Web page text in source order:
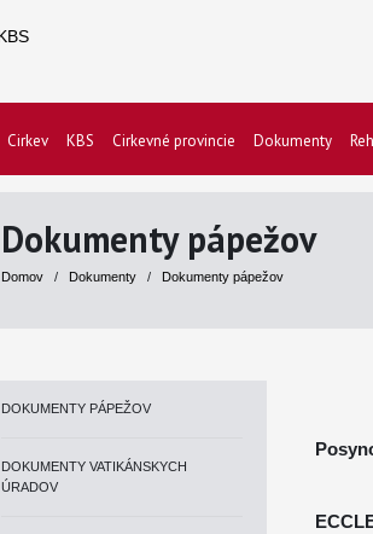
Cirkev KBS Cirkevné provincie Dokumenty
Dokumenty pápežov
Domov / Dokumenty / Dokumenty pápežov
DOKUMENTY PÁPEŽOV
DOKUMENTY VATIKÁNSKYCH
ÚRADOV